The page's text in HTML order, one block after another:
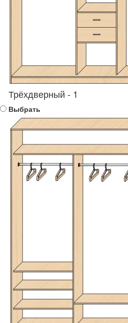
Трёхдверный - 1
Выбрать